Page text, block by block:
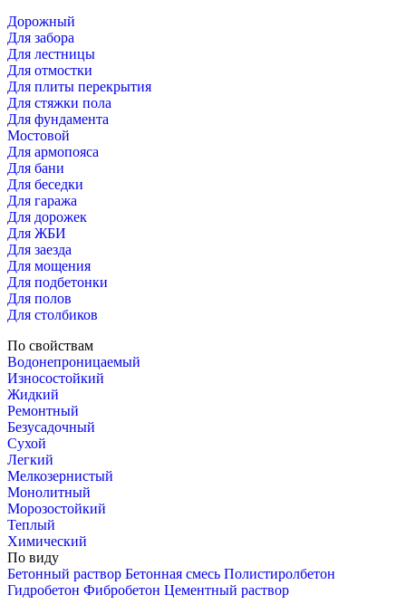
Дорожный
Для забора
Для лестницы
Для отмостки
Для плиты перекрытия
Для стяжки пола
Для фундамента
Мостовой
Для армопояса
Для бани
Для беседки
Для гаража
Для дорожек
Для ЖБИ
Для заезда
Для мощения
Для подбетонки
Для полов
Для столбиков
По свойствам
Водонепроницаемый
Износостойкий
Жидкий
Ремонтный
Безусадочный
Сухой
Легкий
Мелкозернистый
Монолитный
Морозостойкий
Теплый
Химический
По виду
Бетонный раствор Бетонная смесь Полистиролбетон
Гидробетон Фибробетон Цементный раствор